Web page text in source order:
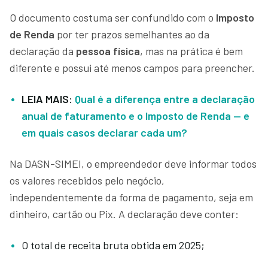
O documento costuma ser confundido com o Imposto
de Renda por ter prazos semelhantes ao da
declaração da pessoa física, mas na prática é bem
diferente e possui até menos campos para preencher.
LEIA MAIS: Qual é a diferença entre a declaração
anual de faturamento e o Imposto de Renda — e
em quais casos declarar cada um?
Na DASN-SIMEI, o empreendedor deve informar todos
os valores recebidos pelo negócio,
independentemente da forma de pagamento, seja em
dinheiro, cartão ou Pix. A declaração deve conter:
O total de receita bruta obtida em 2025;